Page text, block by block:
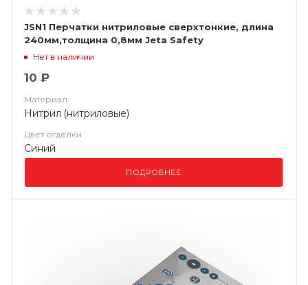
JSN1 Перчатки нитриловые сверхтонкие, длина
240мм,толщина 0,8мм Jeta Safety
Нет в наличии
10 ₽
Материал
Нитрил (нитриловые)
Цвет отделки
Синий
ПОДРОБНЕЕ